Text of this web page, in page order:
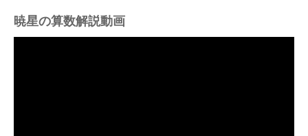
暁星の算数解説動画